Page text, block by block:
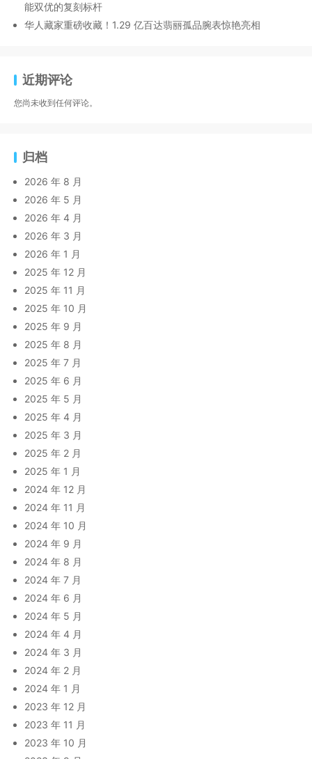
能双优的复刻标杆
华人藏家重磅收藏！1.29 亿百达翡丽孤品腕表惊艳亮相
近期评论
您尚未收到任何评论。
归档
2026 年 8 月
2026 年 5 月
2026 年 4 月
2026 年 3 月
2026 年 1 月
2025 年 12 月
2025 年 11 月
2025 年 10 月
2025 年 9 月
2025 年 8 月
2025 年 7 月
2025 年 6 月
2025 年 5 月
2025 年 4 月
2025 年 3 月
2025 年 2 月
2025 年 1 月
2024 年 12 月
2024 年 11 月
2024 年 10 月
2024 年 9 月
2024 年 8 月
2024 年 7 月
2024 年 6 月
2024 年 5 月
2024 年 4 月
2024 年 3 月
2024 年 2 月
2024 年 1 月
2023 年 12 月
2023 年 11 月
2023 年 10 月